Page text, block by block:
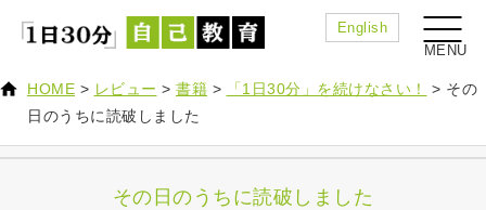
English
HOME > レビュー > 書籍 > 「1日30分」を続けなさい！ > その
日のうちに読破しました
その日のうちに読破しました